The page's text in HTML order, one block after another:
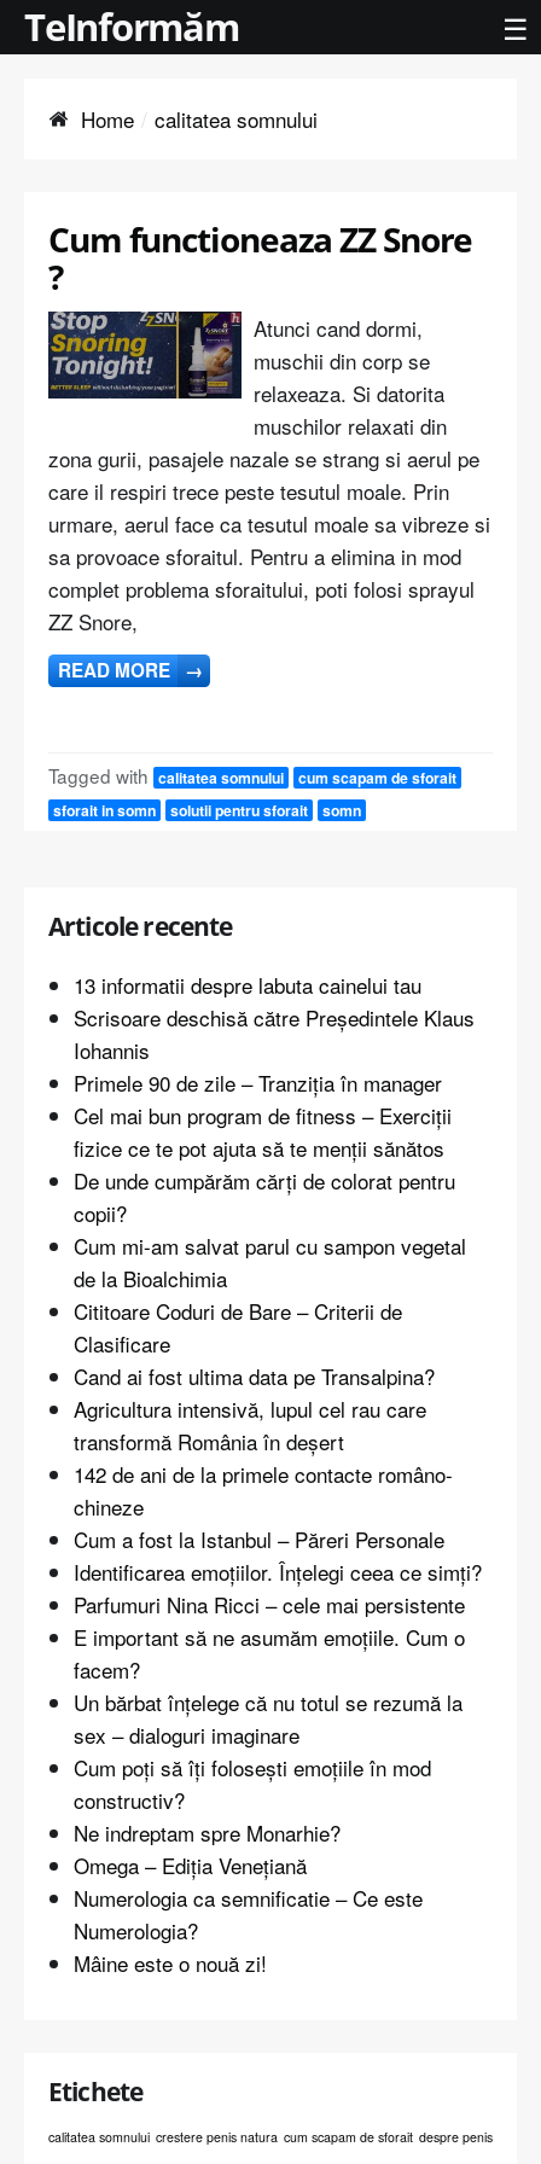
TeInformăm ☰
Home calitatea somnului
Cum functioneaza ZZ Snore
?
Atunci cand dormi,
muschii din corp se
relaxeaza. Si datorita
muschilor relaxati din
zona gurii, pasajele nazale se strang si aerul pe
care il respiri trece peste tesutul moale. Prin
urmare, aerul face ca tesutul moale sa vibreze si
sa provoace sforaitul. Pentru a elimina in mod
complet problema sforaitului, poti folosi sprayul
ZZ Snore,
READ MORE →
Tagged with calitatea somnului
cum scapam de sforait
sforait in somn
solutii pentru sforait somn
Articole recente
13 informatii despre labuta cainelui tau
Scrisoare deschisă către Președintele Klaus
Iohannis
Primele 90 de zile – Tranziția în manager
Cel mai bun program de fitness – Exerciții
fizice ce te pot ajuta să te menții sănătos
De unde cumpărăm cărți de colorat pentru
copii?
Cum mi-am salvat parul cu sampon vegetal
de la Bioalchimia
Cititoare Coduri de Bare – Criterii de
Clasificare
Cand ai fost ultima data pe Transalpina?
Agricultura intensivă, lupul cel rau care
transformă România în deşert
142 de ani de la primele contacte româno-
chineze
Cum a fost la Istanbul – Păreri Personale
Identificarea emoțiilor. Înțelegi ceea ce simți?
Parfumuri Nina Ricci – cele mai persistente
E important să ne asumăm emoțiile. Cum o
facem?
Un bărbat înțelege că nu totul se rezumă la
sex – dialoguri imaginare
Cum poți să îți folosești emoțiile în mod
constructiv?
Ne indreptam spre Monarhie?
Omega – Ediția Venețiană
Numerologia ca semnificatie – Ce este
Numerologia?
Mâine este o nouă zi!
Etichete
calitatea somnului crestere penis natura cum scapam de sforait despre penis